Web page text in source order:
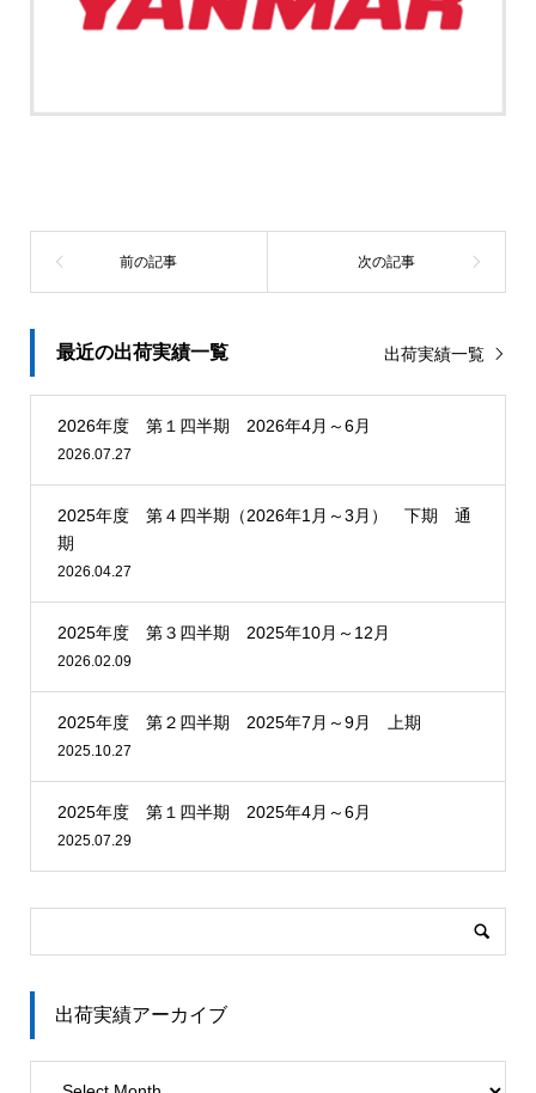
最近の出荷実績一覧 出荷実績一覧
2026年度 第１四半期 2026年4月～6月
2026.07.27
2025年度 第４四半期（2026年1月～3月） 下期 通
期
2026.04.27
2025年度 第３四半期 2025年10月～12月
2026.02.09
2025年度 第２四半期 2025年7月～9月 上期
2025.10.27
2025年度 第１四半期 2025年4月～6月
2025.07.29
出荷実績アーカイブ